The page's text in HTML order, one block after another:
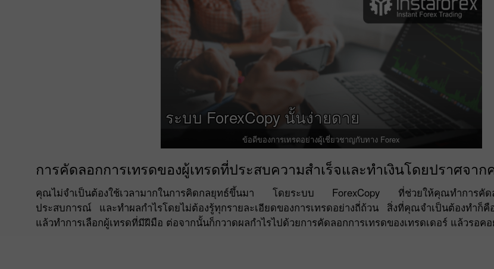
ระบบ ForexCopy นั้นง่ายดาย
ข้อดีของการเทรดอย่างผู้เชี่ยวชาญกับทาง Forex
การคัดลอกการเทรดของผู้เทรดที่ประสบความสำเร็จและทำเงินโดยปราศจาก
คุณไม่จำเป็นต้องใช้เวลามากในการคิดกลยุทธ์ขึ้นมา โดยระบบ ForexCopy ที่ช่วยให้คุณทำการคัดล
ประสบการณ์ และทำผลกำไรโดยไม่ต้องรู้ทุกรายละเอียดของการเทรดอย่างถี่ถ้วน สิ่งที่คุณจำเป็นต้องทำก็คื
แล้วทำการเลือกผู้เทรดที่มีฝีมือ ต่อจากนั้นก็กวาดผลกำไรไปด้วยการคัดลอกการเทรดของเทรดเดอร์ แล้วรอคอ